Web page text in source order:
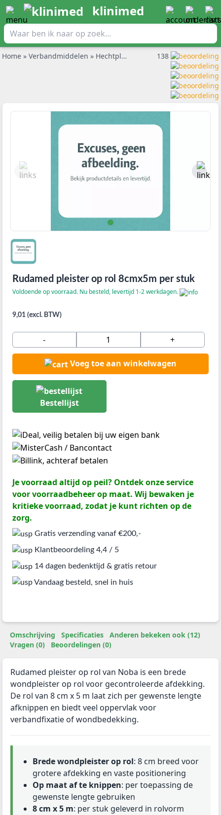
klinimed
Home » Verbandmiddelen » Hechtpleisters en pleisterrol »
138
Rudamed pleister op rol 8cmx5m per stuk
Voldoende op voorraad. Nu besteld, levertijd 1-2 werkdagen.
9,01 (excl. BTW)
- +
Voeg toe aan winkelwagen
Bestellijst
Je voorraad altijd op peil? Ontdek onze service
voor voorraadbeheer op maat. Wij bewaken je
kritieke voorraad, zodat je kunt richten op de
zorg.
Gratis verzending vanaf €200,-
Klantbeoordeling 4,4 / 5
14 dagen bedenktijd & gratis retour
Vandaag besteld, snel in huis
Omschrijving Specificaties
Anderen bekeken ook (12)
Vragen (0)
Beoordelingen (0)
Rudamed pleister op rol van Noba is een brede
wondpleister op rol voor gecontroleerde afdekking.
De rol van 8 cm x 5 m laat zich per gewenste lengte
afknippen en biedt veel oppervlak voor
verbandfixatie of wondbedekking.
Brede wondpleister op rol: 8 cm breed voor
grotere afdekking en vaste positionering
Op maat af te knippen: per toepassing de
gewenste lengte gebruiken
8 cm x 5 m: per stuk geleverd in rolvorm